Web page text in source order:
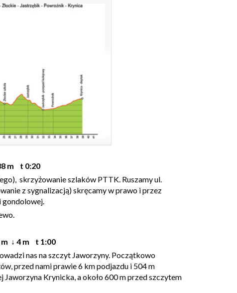
m t 0:20
skrzyżowanie szlaków PTTK. Ruszamy ul.
z sygnalizacją) skręcamy w prawo i przez
gondolowej.
↓ 4 m t 1:00
nas na szczyt Jaworzyny. Początkowo
przed nami prawie 6 km podjazdu i 504 m
Krynicka, a około 600 m przed szczytem